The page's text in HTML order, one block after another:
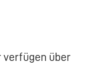
verfügen über